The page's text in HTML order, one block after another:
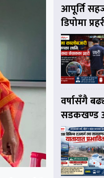
आपूर्ति
डिपोमा
वर्षासँगै
सडकखण्ड